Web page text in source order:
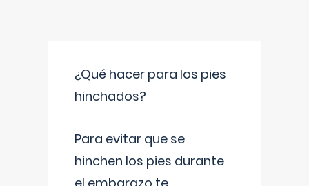
¿Qué hacer para los pies
hinchados?
Para evitar que se
hinchen los pies durante